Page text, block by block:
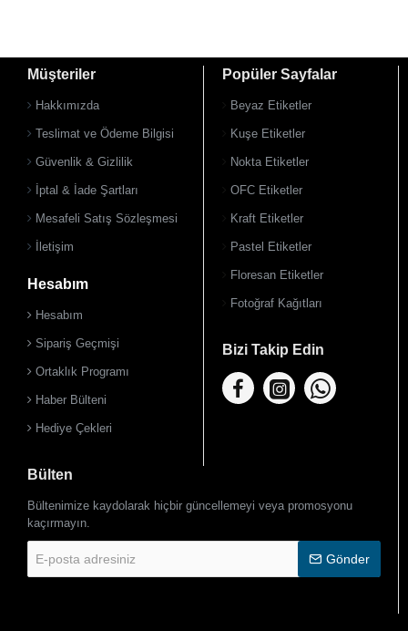
Müşteriler
Hakkımızda
Teslimat ve Ödeme Bilgisi
Güvenlik & Gizlilik
İptal & İade Şartları
Mesafeli Satış Sözleşmesi
İletişim
Hesabım
Hesabım
Sipariş Geçmişi
Ortaklık Programı
Haber Bülteni
Hediye Çekleri
Popüler Sayfalar
Beyaz Etiketler
Kuşe Etiketler
Nokta Etiketler
OFC Etiketler
Kraft Etiketler
Pastel Etiketler
Floresan Etiketler
Fotoğraf Kağıtları
Bizi Takip Edin
Bülten
Bültenimize kaydolarak hiçbir güncellemeyi veya promosyonu
kaçırmayın.
posta
adresiniz
Gönder